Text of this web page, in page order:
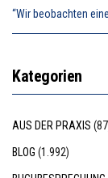
“Wir beobachten
Kategorien
AUS DER PRAXIS
BLOG (1.992)